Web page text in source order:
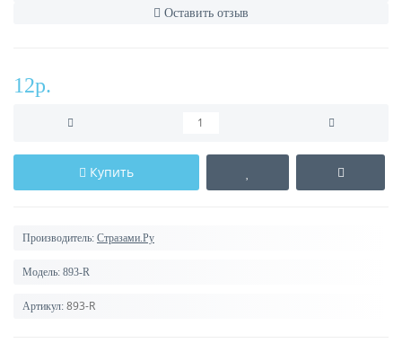
Оставить отзыв
12р.
Купить
Производитель: Стразами.Ру
Модель: 893-R
Артикул: 893-R